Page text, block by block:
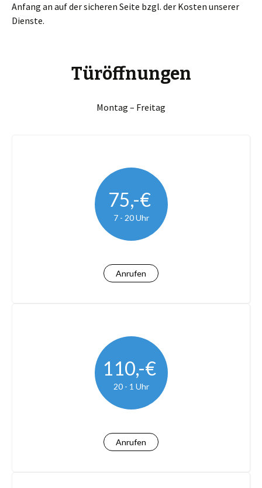
Anfang an auf der sicheren Seite bzgl. der Kosten unserer
Dienste.
Türöffnungen
Montag – Freitag
75,-€
7 - 20 Uhr
Anrufen
110,-€
20 - 1 Uhr
Anrufen